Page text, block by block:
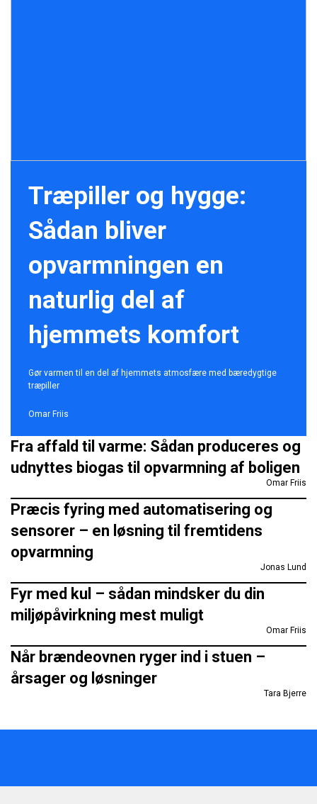
Træpiller og hygge:
Sådan bliver
opvarmningen en
naturlig del af
hjemmets komfort
Gør varmen til en del af hjemmets atmosfære med bæredygtige
træpiller
Omar Friis
Fra affald til varme: Sådan produceres og
udnyttes biogas til opvarmning af boligen
Omar Friis
Præcis fyring med automatisering og
sensorer – en løsning til fremtidens
opvarmning
Jonas Lund
Fyr med kul – sådan mindsker du din
miljøpåvirkning mest muligt
Omar Friis
Når brændeovnen ryger ind i stuen –
årsager og løsninger
Tara Bjerre